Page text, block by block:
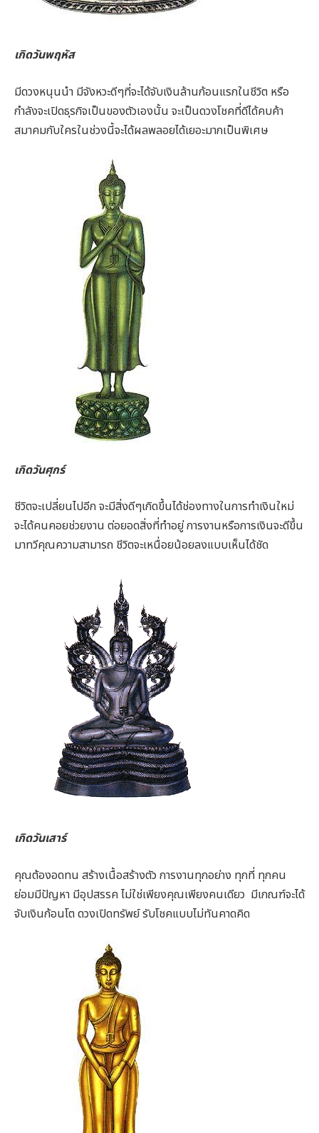
เกิดวันพฤหัส
มีดวงหนุนนำ มีจังหวะดีๆที่จะได้จับเงินล้านก้อนแรกในชีวิต หรือ
กำลังจะเปิดธุรกิจเป็นของตัวเองนั้น จะเป็นดวงโชคที่ดีได้คบค้า
สมาคมกับใครในช่วงนี้จะได้ผลพลอยได้เยอะมากเป็นพิเศษ
เกิดวันศุกร์
ชีวิตจะเปลี่ยนไปอีก จะมีสิ่งดีๆเกิดขึ้นได้ช่องทางในการทำเงินใหม่
จะได้คนคอยช่วยงาน ต่อยอดสิ่งที่ทำอยู่ การงานหรือการเงินจะดีขึ้น
มาทวีคุณความสามารถ ชีวิตจะเหนื่อยน้อยลงแบบเห็นได้ชัด
เกิดวันเสาร์
คุณต้องอดทน สร้างเนื้อสร้างตัว การงานทุกอย่าง ทุกที่ ทุกคน
ย่อมมีปัญหา มีอุปสรรค ไม่ใช่เพียงคุณเพียงคนเดียว มีเกณฑ์จะได้
จับเงินก้อนโต ดวงเปิดทรัพย์ รับโชคแบบไม่ทันคาดคิด